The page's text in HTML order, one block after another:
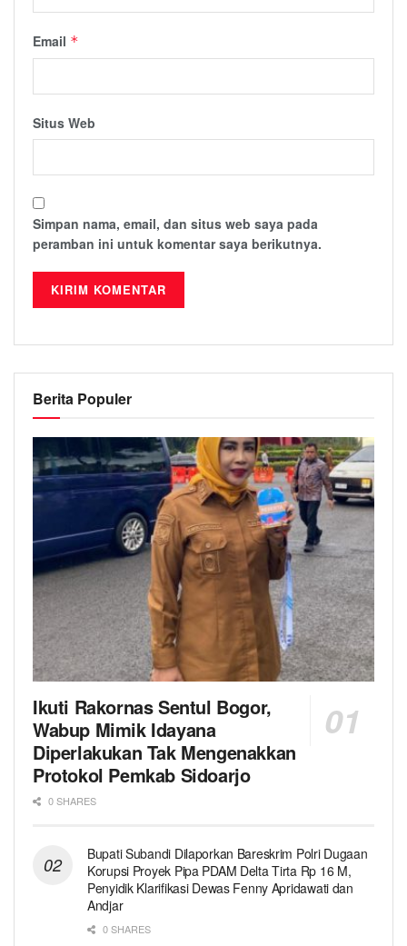
Email *
Situs Web
Simpan nama, email, dan situs web saya pada
peramban ini untuk komentar saya berikutnya.
Berita Populer
Ikuti Rakornas Sentul Bogor,
Wabup Mimik Idayana
Diperlakukan Tak Mengenakkan
Protokol Pemkab Sidoarjo
0 SHARES
Bupati Subandi Dilaporkan Bareskrim Polri Dugaan
Korupsi Proyek Pipa PDAM Delta Tirta Rp 16 M,
Penyidik Klarifikasi Dewas Fenny Apridawati dan
Andjar
0 SHARES